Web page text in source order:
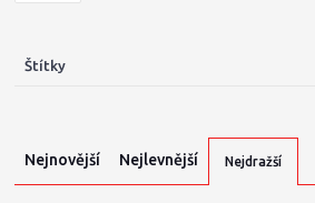
Štítky
Nejnovější Nejlevnější Nejdražší